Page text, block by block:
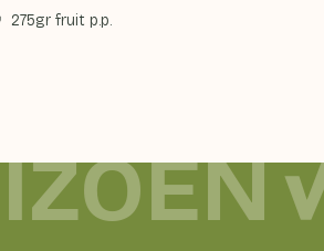
275gr fruit p.p.